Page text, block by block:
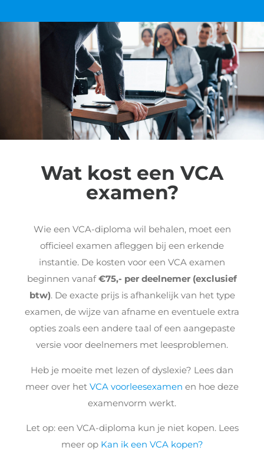
Wat kost een VCA
examen?
Wie een VCA-diploma wil behalen, moet een
officieel examen afleggen bij een erkende
instantie. De kosten voor een VCA examen
beginnen vanaf€75,- per deelnemer (exclusief
btw). De exacte prijs is afhankelijk van het type
examen, de wijze van afname en eventuele extra
opties zoals een andere taal of een aangepaste
versie voor deelnemers met leesproblemen.
Heb je moeite met lezen of dyslexie? Lees dan
meer over het VCA voorleesexamen en hoe deze
examenvorm werkt.
Let op: een VCA-diploma kun je niet kopen. Lees
meer op Kan ik een VCA kopen?